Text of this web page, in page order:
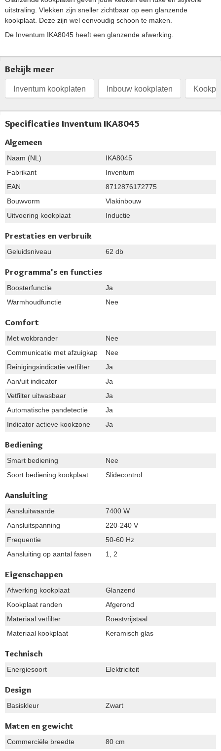
uitstraling. Vlekken zijn sneller zichtbaar op een glanzende
kookplaat. Deze zijn wel eenvoudig schoon te maken.
De Inventum IKA8045 heeft een glanzende afwerking.
Bekijk meer
Inventum kookplaten Inbouw kookplaten
Specificaties Inventum IKA8045
Algemeen
Naam (NL)
IKA8045
Fabrikant
Inventum
EAN
8712876172775
Bouwvorm
Vlakinbouw
Uitvoering kookplaat
Inductie
Prestaties en verbruik
Geluidsniveau 62 db
Programma's en functies
Boosterfunctie
Ja
Warmhoudfunctie
Nee
Comfort
Met wokbrander
Nee
Communicatie met afzuigkap
Nee
Reinigingsindicatie vetfilter
Ja
Aan/uit indicator
Ja
Vetfilter uitwasbaar
Ja
Automatische pandetectie
Ja
Indicator actieve kookzone
Ja
Bediening
Smart bediening
Nee
Soort bediening kookplaat
Slidecontrol
Aansluiting
Aansluitwaarde
7400 W
Aansluitspanning
220-240 V
Frequentie
50-60 Hz
Aansluiting op aantal fasen
1, 2
Eigenschappen
Afwerking kookplaat
Glanzend
Kookplaat randen
Afgerond
Materiaal vetfilter
Roestvrijstaal
Materiaal kookplaat
Keramisch glas
Technisch
Energiesoort Elektriciteit
Design
Basiskleur Zwart
Maten en gewicht
Commerciële breedte
80 cm